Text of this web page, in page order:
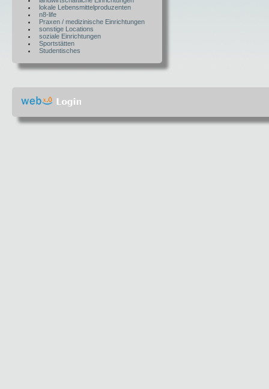
lokale Lebensmittelproduzenten
n8-life
Praxen / medizinische Einrichtungen
sonstige Locations
soziale Einrichtungen
Sportstätten
Studentisches